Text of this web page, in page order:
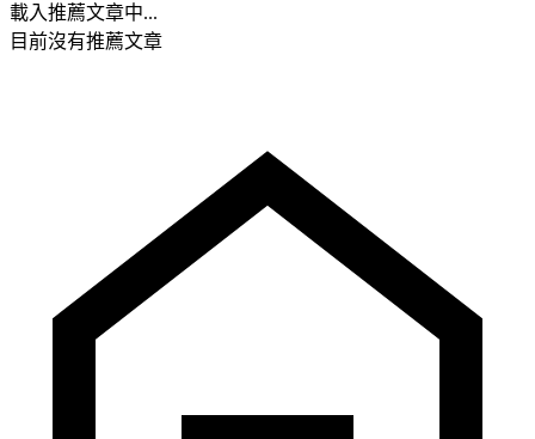
載入推薦文章中...
目前沒有推薦文章